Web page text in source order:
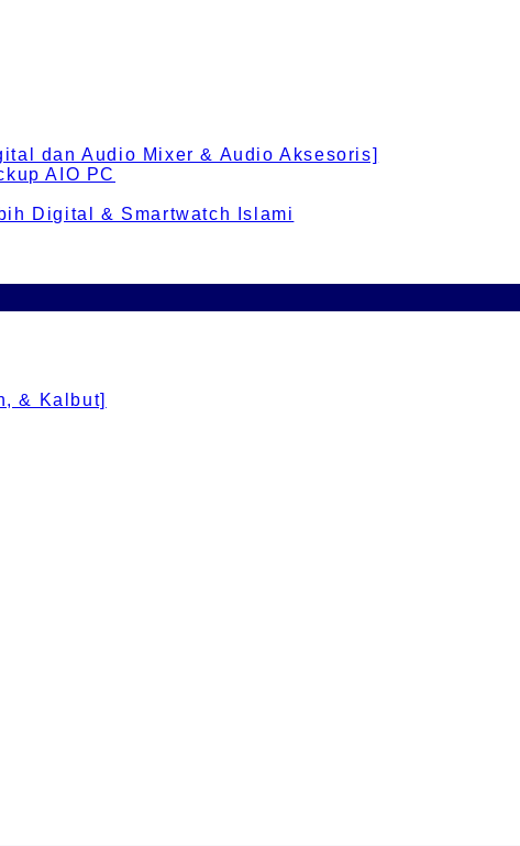
dan Audio Mixer & Audio Aksesoris]
AIO PC
Digital & Smartwatch Islami
& Kalbut]